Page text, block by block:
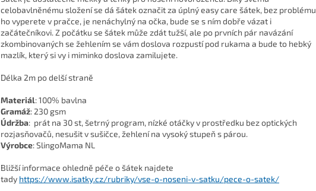
celobavlněnému složení se dá šátek označit za úplný easy care šátek, bez problému
ho vyperete v pračce, je nenáchylný na očka, bude se s ním dobře vázat i
začátečníkovi. Z počátku se šátek může zdát tužší, ale po prvních pár navázání
zkombinovaných se žehlením se vám doslova rozpustí pod rukama a bude to hebký
mazlík, který si vy i miminko doslova zamilujete.
Délka 2m po delší straně
Materiál: 100% bavlna
Gramáž: 230 gsm
Údržba: prát na 30 st, šetrný program, nízké otáčky v prostředku bez optických
rozjasňovačů, nesušit v sušičce, žehlení na vysoký stupeň s párou.
Výrobce: SlingoMama NL
Bližší informace ohledně péče o šátek najdete
tady https://www.isatky.cz/rubriky/vse-o-noseni-v-satku/pece-o-satek/